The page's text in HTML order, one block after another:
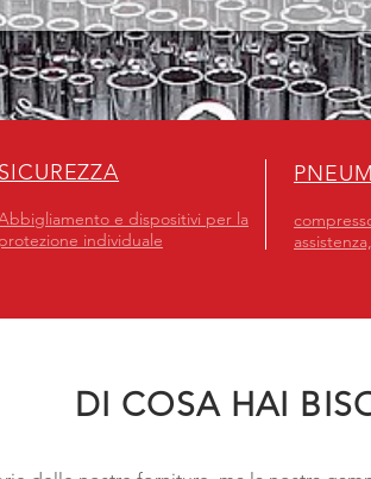
SICUREZZA
e dispositivi per la
protezione individuale
DI COSA HAI